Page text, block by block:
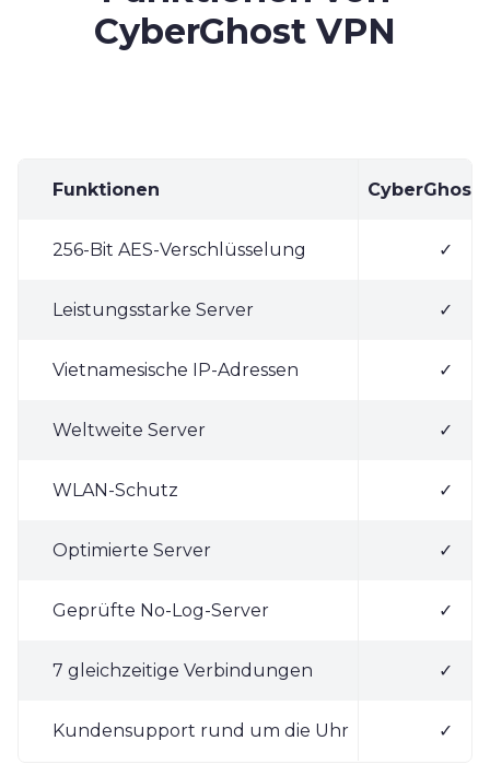
CyberGhost VPN
Funktionen CyberGhost
256-Bit AES-Verschlüsselung ✓
Leistungsstarke Server ✓
Vietnamesische IP-Adressen ✓
Weltweite Server ✓
WLAN-Schutz ✓
Optimierte Server ✓
Geprüfte No-Log-Server ✓
7 gleichzeitige Verbindungen ✓
Kundensupport rund um die Uhr ✓